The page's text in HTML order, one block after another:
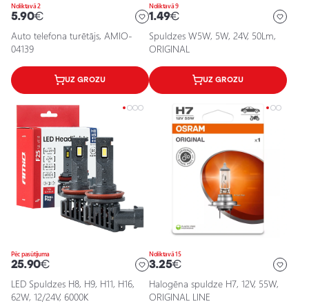
Noliktavā 2
5.90€
Auto telefona turētājs, AMIO-
04139
UZ GROZU
Noliktavā 9
1.49€
Spuldzes W5W, 5W, 24V, 50Lm,
ORIGINAL
UZ GROZU
Pēc pasūtījuma
25.90€
LED Spuldzes H8, H9, H11, H16,
62W, 12/24V, 6000K
Noliktavā 15
3.25€
Halogēna spuldze H7, 12V, 55W,
ORIGINAL LINE